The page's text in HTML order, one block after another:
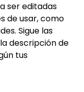
ser editadas
de usar, como
Sigue las
descripción de
tus